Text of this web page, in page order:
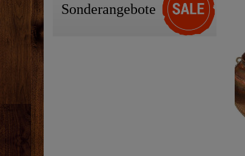
Sonderangebote